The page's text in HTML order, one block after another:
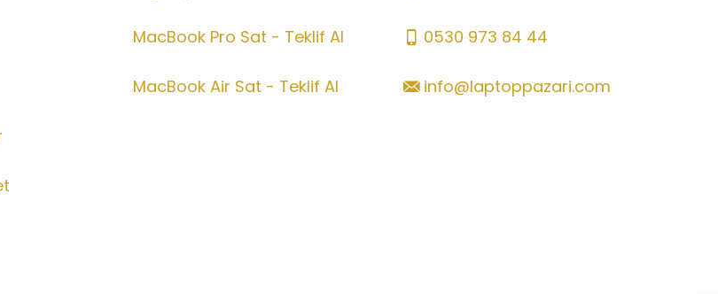
MacBook Pro Sat - Teklif Al
MacBook Air Sat - Teklif Al
0530 973 84 44
info@laptoppazari.com